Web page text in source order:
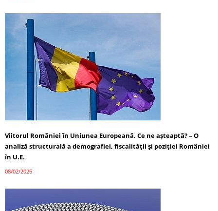
Viitorul României în Uniunea Europeană. Ce ne așteaptă? – O
analiză structurală a demografiei, fiscalității și poziției României
în U.E.
08/02/2026